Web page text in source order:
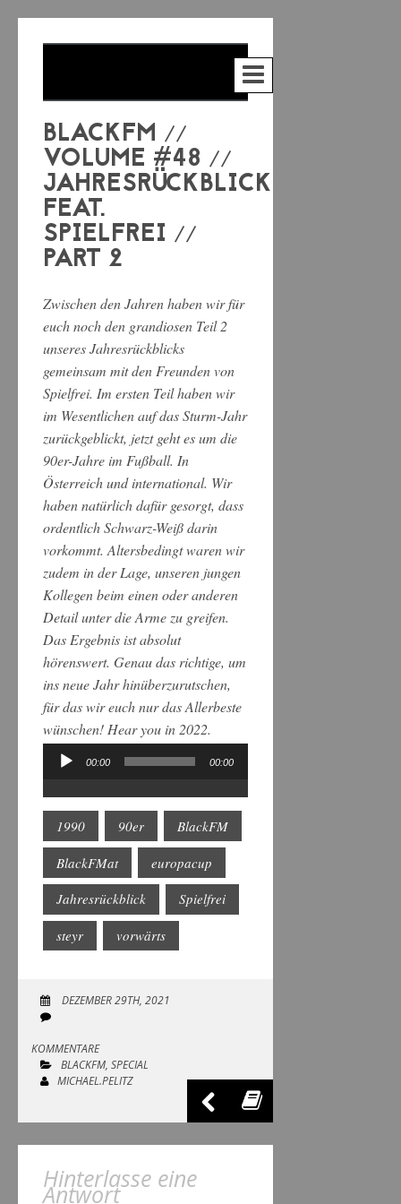
BLACKFM //
VOLUME #48 //
JAHRESRÜCKBLICK
FEAT.
SPIELFREI //
PART 2
Zwischen den Jahren haben wir für
euch noch den grandiosen Teil 2
unseres Jahresrückblicks
gemeinsam mit den Freunden von
Spielfrei. Im ersten Teil haben wir
im Wesentlichen auf das Sturm-Jahr
zurückgeblickt, jetzt geht es um die
90er-Jahre im Fußball. In
Österreich und international. Wir
haben natürlich dafür gesorgt, dass
ordentlich Schwarz-Weiß darin
vorkommt. Altersbedingt waren wir
zudem in der Lage, unseren jungen
Kollegen beim einen oder anderen
Detail unter die Arme zu greifen.
Das Ergebnis ist absolut
hörenswert. Genau das richtige, um
ins neue Jahr hinüberzurutschen,
für das wir euch nur das Allerbeste
wünschen! Hear you in 2022.
Audio-
00:00 00:00
1990 90er BlackFM
BlackFMat europacup
Jahresrückblick Spielfrei
steyr vorwärts
DEZEMBER 29TH, 2021
KOMMENTARE
BLACKFM, SPECIAL
MICHAEL.PELITZ
Hinterlasse eine
Antwort